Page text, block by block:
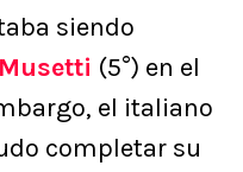
siendo
(5°) en el
el italiano
completar su